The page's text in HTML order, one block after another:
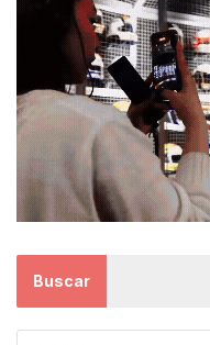
Buscar